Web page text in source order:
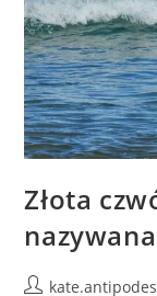
Złota
Postkate.antipodes